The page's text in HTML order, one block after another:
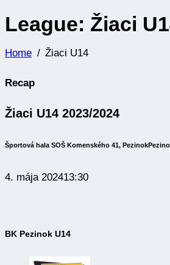
League: Žiaci
Home Žiaci U14
Recap
Žiaci U14 2023/2024
Športová hala SOŠ Komenského 41, Pezinok
4. mája 202413:30
BK Pezinok U14